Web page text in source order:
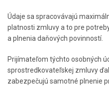
Údaje sa spracovávajú
platnosti zmluvy a to pre
a plnenia daňových povinností.
Prijímateľom týchto osobných
sprostredkovateľskej zmluvy
zabezpečujú samotné plnenie